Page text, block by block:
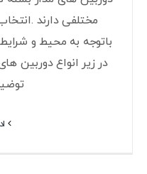
مختلفی دارند
باتوجه به محیط و
در زیر انواع دوربین